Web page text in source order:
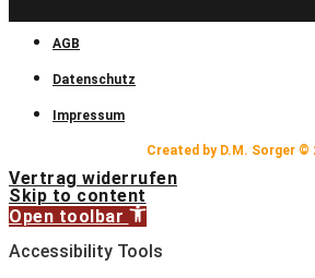
AGB
Datenschutz
Impressum
Created by D.M. Sorger ©
Vertrag widerrufen
Skip to content
Open toolbar
Accessibility Tools